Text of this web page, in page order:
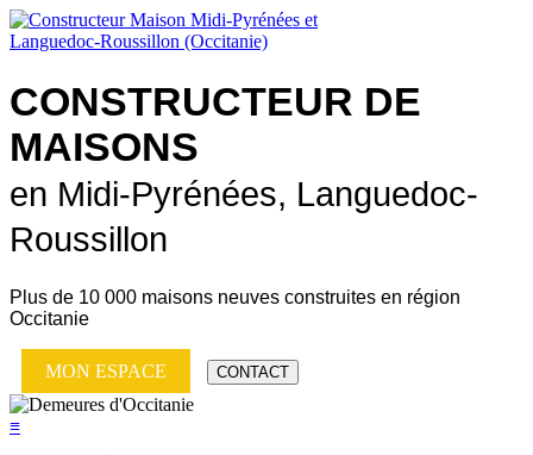
CONSTRUCTEUR DE
MAISONS
en Midi-Pyrénées, Languedoc-
Roussillon
Plus de 10 000 maisons neuves construites en région
Occitanie
MON ESPACE CONTACT
≡